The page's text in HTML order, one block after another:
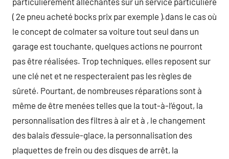
( 2e pneu acheté bocks prix par exemple ).dans le cas où
le concept de colmater sa voiture tout seul dans un
garage est touchante, quelques actions ne pourront
pas être réalisées. Trop techniques, elles reposent sur
une clé net et ne respecteraient pas les règles de
sûreté. Pourtant, de nombreuses réparations sont à
même de être menées telles que la tout-à-l’égout, la
personnalisation des filtres à air et à , le changement
des balais d’essuie-glace, la personnalisation des
plaquettes de frein ou des disques de arrêt, la